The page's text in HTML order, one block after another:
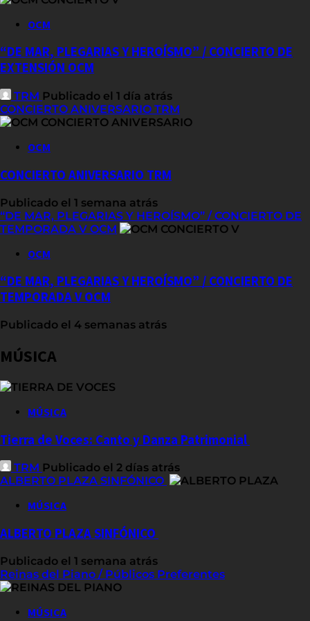
OCM
“DE MAR, PLEGARIAS Y HEROÍSMO” / CONCIERTO DE
EXTENSIÓN OCM
TRM Publicado el 1 día atrás
CONCIERTO ANIVERSARIO TRM
OCM
CONCIERTO ANIVERSARIO TRM
Publicado el 1 semana atrás
“DE MAR, PLEGARIAS Y HEROÍSMO” / CONCIERTO DE
TEMPORADA V OCM
OCM
“DE MAR, PLEGARIAS Y HEROÍSMO” / CONCIERTO DE
TEMPORADA V OCM
Publicado el 4 semanas atrás
MÚSICA
MÚSICA
Tierra de Voces: Canto y Danza Patrimonial
TRM Publicado el 2 días atrás
ALBERTO PLAZA SINFÓNICO
MÚSICA
ALBERTO PLAZA SINFÓNICO
Publicado el 1 semana atrás
Reinas del Piano / Públicos Preferentes
MÚSICA